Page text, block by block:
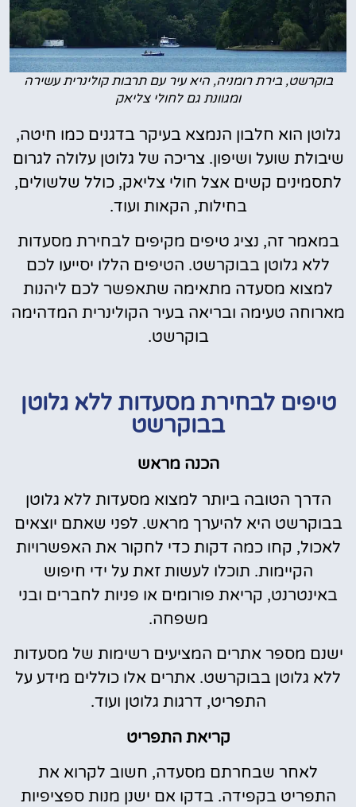
בוקרשט, בירת רומניה, היא עיר עם תרבות קולינרית עשירה
ומגוונת גם לחולי צליאק
גלוטן הוא חלבון הנמצא בעיקר בדגנים כמו חיטה,
שיבולת שועל ושיפון. צריכה של גלוטן עלולה לגרום
לתסמינים קשים אצל חולי צליאק, כולל שלשולים,
בחילות, הקאות ועוד.
במאמר זה, נציג טיפים מקיפים לבחירת מסעדות
ללא גלוטן בבוקרשט. הטיפים הללו יסייעו לכם
למצוא מסעדה מתאימה שתאפשר לכם ליהנות
מארוחה טעימה ובריאה בעיר הקולינרית המדהימה
בוקרשט.
טיפים לבחירת מסעדות ללא גלוטן
בבוקרשט
הכנה מראש
הדרך הטובה ביותר למצוא מסעדות ללא גלוטן
בבוקרשט היא להיערך מראש. לפני שאתם יוצאים
לאכול, קחו כמה דקות כדי לחקור את האפשרויות
הקיימות. תוכלו לעשות זאת על ידי חיפוש
באינטרנט, קריאת פורומים או פניות לחברים ובני
משפחה.
ישנם מספר אתרים המציעים רשימות של מסעדות
ללא גלוטן בבוקרשט. אתרים אלו כוללים מידע על
התפריט, דרגות גלוטן ועוד.
קריאת התפריט
לאחר שבחרתם מסעדה, חשוב לקרוא את
התפריט בקפידה. בדקו אם ישנן מנות ספציפיות